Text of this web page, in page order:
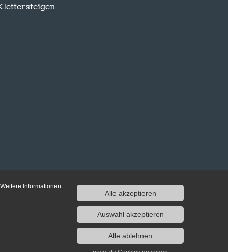
Informationen
Alle akzeptieren
Auswahl akzeptieren
Alle ablehnen